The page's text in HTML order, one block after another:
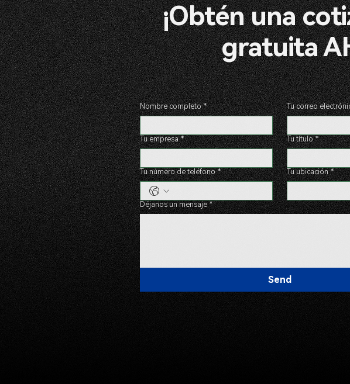
¡Obtén una
gratuita
Nombre completo * Tu correo
Tu empresa * Tu título *
Tu número de teléfono * Tu ubicación *
Déjanos un mensaje *
Send